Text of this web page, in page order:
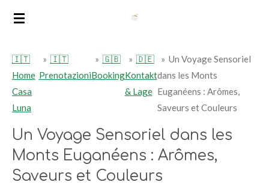
Vai
principale
🇮🇹
Home
Casa
Luna
» 🇮🇹
Prenotazioni
» 🇬🇧
Booking
» 🇩🇪
Kontakt
& Lage
» Un Voyage Sensoriel
dans les Monts
Euganéens : Arômes,
Saveurs et Couleurs
Un Voyage Sensoriel dans les
Monts Euganéens : Arômes,
Saveurs et Couleurs